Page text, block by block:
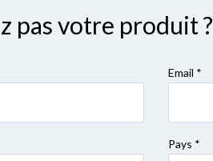
pas votre produit
Email *
Pays *